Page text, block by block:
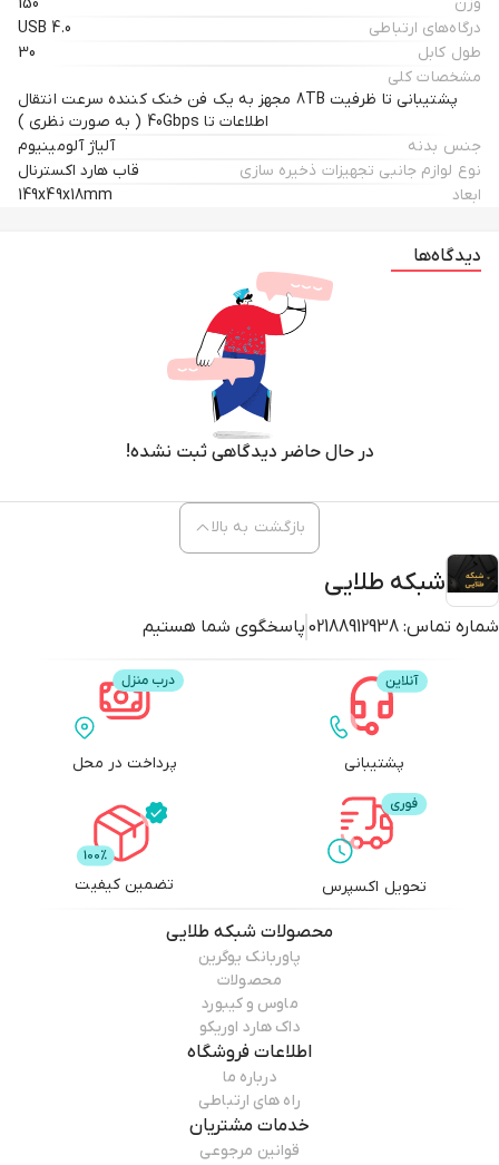
درگاه‌های ارتباطی
USB 4.0
طول کابل
30
مشخصات کلی
پشتیبانی تا ظرفیت 8TB مجهز به یک فن خنک کننده سرعت انتقال
اطلاعات تا 40Gbps ( به صورت نظری )
جنس بدنه
آلیاژ آلومینیوم
نوع لوازم جانبی تجهیزات ذخیره سازی
قاب هارد اکسترنال
ابعاد
149x49x18mm
دیدگاه‌ها
در حال حاضر دیدگاهی ثبت نشده!
شبکه طلایی
شماره تماس: 02188912938 پاسخگوی شما هستیم
بازگشت به بالا
پشتیبانی پرداخت در محل
تحویل اکسپرس تضمین کیفیت
محصولات شبکه طلایی
پاوربانک یوگرین
محصولات
ماوس و کیبورد
داک هارد اوریکو
اطلاعات فروشگاه
درباره ما
راه های ارتباطی
خدمات مشتریان
قوانین مرجوعی